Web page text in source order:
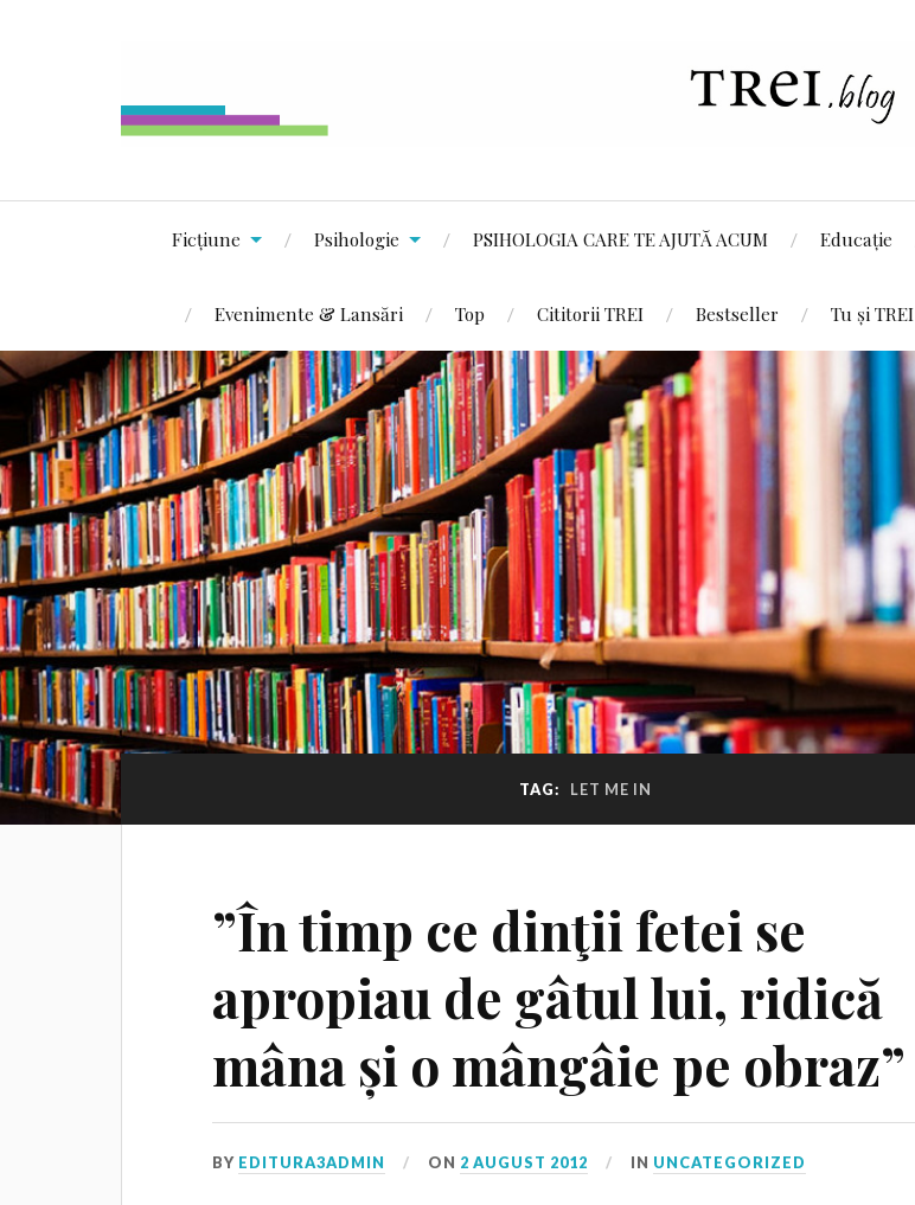
Ficțiune Psihologie PSIHOLOGIA CARE TE AJUTĂ ACUM Educație
Evenimente & Lansări Top Cititorii TREI Bestseller Tu și TREI
TAG: LET ME IN
”În timp ce dinţii fetei se
apropiau de gâtul lui, ridică
mâna și o mângâie pe obraz”
BY EDITURA3ADMIN ON 2 AUGUST 2012 IN UNCATEGORIZED